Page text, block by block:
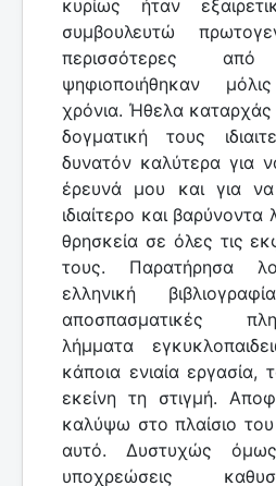
κυρίως ήταν
συμβουλευτώ
περισσότερες
ψηφιοποιήθηκαν
χρόνια. Ήθελα
δογματική τους
δυνατόν καλύτερα για
έρευνά μου και για
ιδιαίτερο και
θρησκεία σε όλες τις
τους. Παρατήρησα
ελληνική
αποσπασματικές
λήμματα
κάποια ενιαία εργασία,
εκείνη τη στιγμή.
καλύψω στο πλαίσιο
αυτό. Δυστυχώς
υποχρεώσεις